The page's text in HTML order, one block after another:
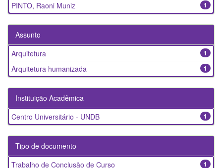
1
PINTO, Raoni Muniz
Assunto
1
Arquitetura
1
Arquitetura humanizada
Instituição Acadêmica
1
Centro Universitário - UNDB
Tipo de documento
1
Trabalho de Conclusão de Curso